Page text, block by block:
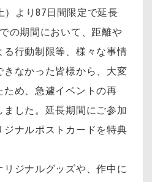
）より87日間限定で延長
の期間において、距離や
る行動制限等、様々な事情
きなかった皆様から、大変
ため、急遽イベントの再
ました。延長期間にご参加
ジナルポストカードを特典
ジナルグッズや、作中に